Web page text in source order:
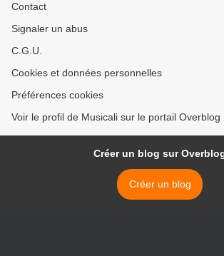
Contact
Signaler un abus
C.G.U.
Cookies et données personnelles
Préférences cookies
Voir le profil de Musicali sur le portail Overblog
Créer un blog sur
Créer un blog